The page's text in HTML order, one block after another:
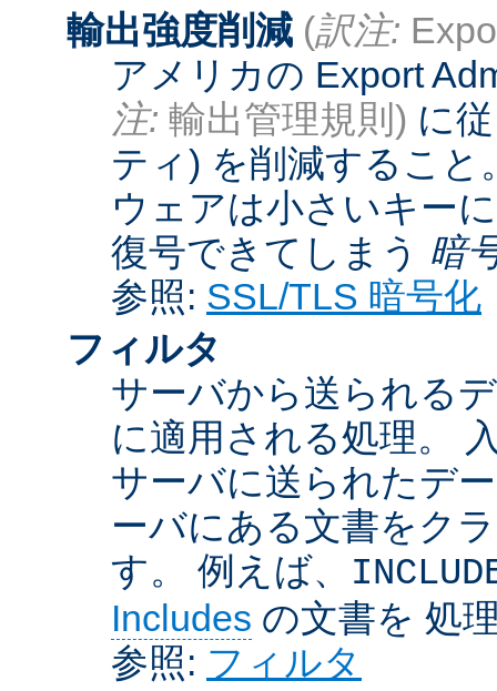
輸出強度削減 (訳注:
アメリカの Export
注: 輸出管理規則) に
ティ) を削減すること
ウェアは小さいキー
復号できてしまう 暗
参照: SSL/TLS 暗号化
フィルタ
サーバから送られる
に適用される処理。
サーバに送られたデ
ーバにある文書をク
す。 例えば、
Includes の文書を 処
参照: フィルタ